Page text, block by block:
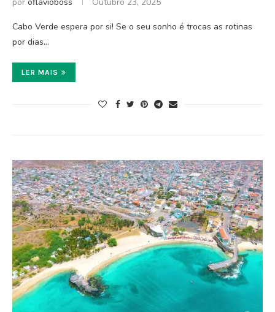
Cabo Verde espera por si! Se o seu sonho é trocas as rotinas
por dias…
LER MAIS